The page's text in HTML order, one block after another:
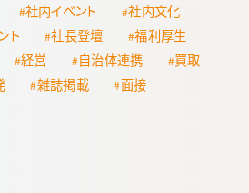
社内イベント
社内文化
ト 社長登壇
福利厚生
経営 自治体連携
買取
雑誌掲載
面接